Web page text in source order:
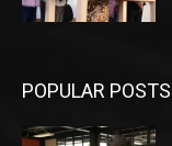
POPULAR POSTS